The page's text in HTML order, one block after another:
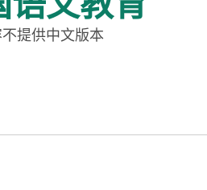
提供中文版本